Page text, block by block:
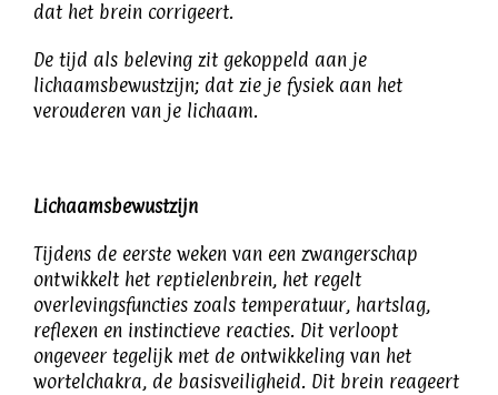
dat het brein corrigeert.
De tijd als beleving zit gekoppeld aan je
lichaamsbewustzijn; dat zie je fysiek aan het
verouderen van je lichaam.
Lichaamsbewustzijn
Tijdens de eerste weken van een zwangerschap
ontwikkelt het reptielenbrein, het regelt
overlevingsfuncties zoals temperatuur, hartslag,
reflexen en instinctieve reacties. Dit verloopt
ongeveer tegelijk met de ontwikkeling van het
wortelchakra, de basisveiligheid. Dit brein reageert